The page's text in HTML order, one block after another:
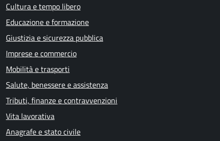
Cultura e tempo libero
Educazione e formazione
Giustizia e sicurezza pubblica
Imprese e commercio
Mobilità e trasporti
Salute, benessere e assistenza
Tributi, finanze e contravvenzioni
Vita lavorativa
Anagrafe e stato civile